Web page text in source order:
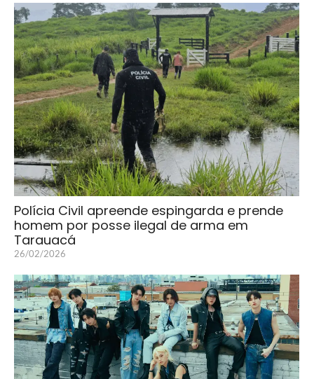
Polícia Civil apreende espingarda e prende
homem por posse ilegal de arma em
Tarauacá
26/02/2026